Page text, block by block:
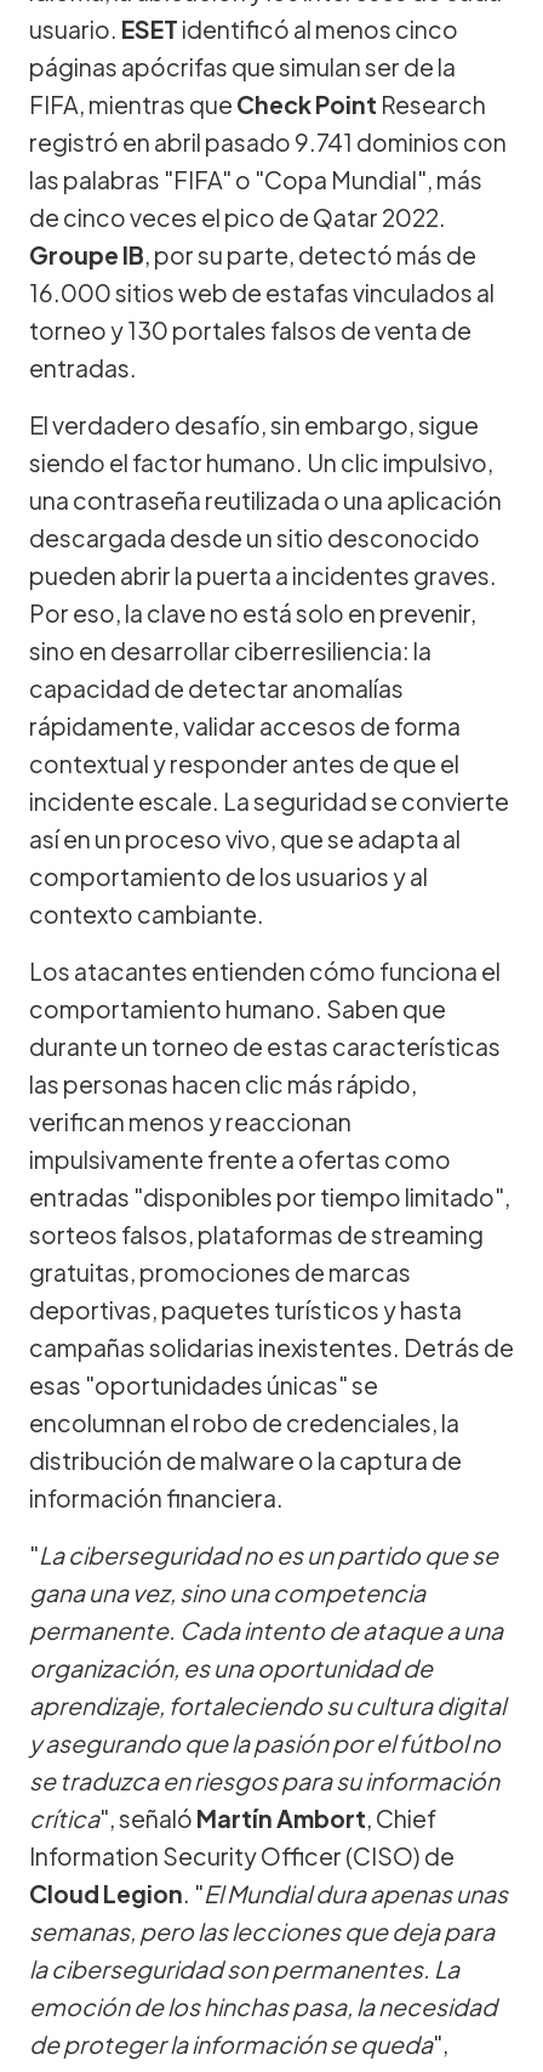
usuario. ESET identificó al menos cinco
páginas apócrifas que simulan ser de la
FIFA, mientras que Check Point Research
registró en abril pasado 9.741 dominios con
las palabras "FIFA" o "Copa Mundial", más
de cinco veces el pico de Qatar 2022.
Groupe IB, por su parte, detectó más de
16.000 sitios web de estafas vinculados al
torneo y 130 portales falsos de venta de
entradas.
El verdadero desafío, sin embargo, sigue
siendo el factor humano. Un clic impulsivo,
una contraseña reutilizada o una aplicación
descargada desde un sitio desconocido
pueden abrir la puerta a incidentes graves.
Por eso, la clave no está solo en prevenir,
sino en desarrollar ciberresiliencia: la
capacidad de detectar anomalías
rápidamente, validar accesos de forma
contextual y responder antes de que el
incidente escale. La seguridad se convierte
así en un proceso vivo, que se adapta al
comportamiento de los usuarios y al
contexto cambiante.
Los atacantes entienden cómo funciona el
comportamiento humano. Saben que
durante un torneo de estas características
las personas hacen clic más rápido,
verifican menos y reaccionan
impulsivamente frente a ofertas como
entradas "disponibles por tiempo limitado",
sorteos falsos, plataformas de streaming
gratuitas, promociones de marcas
deportivas, paquetes turísticos y hasta
campañas solidarias inexistentes. Detrás de
esas "oportunidades únicas" se
encolumnan el robo de credenciales, la
distribución de malware o la captura de
información financiera.
"La ciberseguridad no es un partido que se
gana una vez, sino una competencia
permanente. Cada intento de ataque a una
organización, es una oportunidad de
aprendizaje, fortaleciendo su cultura digital
y asegurando que la pasión por el fútbol no
se traduzca en riesgos para su información
crítica", señaló Martín Ambort, Chief
Information Security Officer (CISO) de
Cloud Legion. "El Mundial dura apenas unas
semanas, pero las lecciones que deja para
la ciberseguridad son permanentes. La
emoción de los hinchas pasa, la necesidad
de proteger la información se queda",